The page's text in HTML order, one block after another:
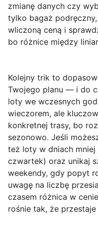
zmianę danych czy
tylko bagaż
wliczoną ceną i
bo różnice między
Kolejny trik to
Twojego planu — i do
loty we wczesnych
wieczorem, ale
konkretnej trasy, bo
sezonowo. Jeśli
też loty w dniach
czwartek) oraz unikaj
weekendy, gdy popyt
uwagę na liczbę
czasem różnica w
rośnie tak, że przestaje